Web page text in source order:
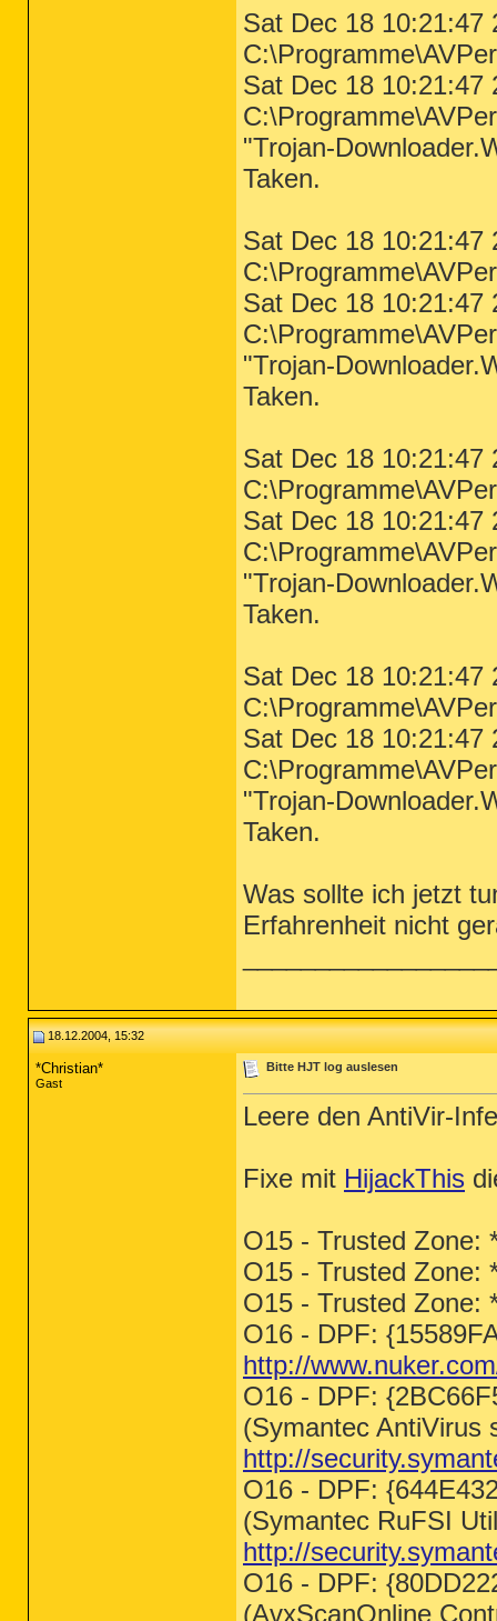
Sat Dec 18 10:21:47
Sat Dec 18 10:21:47
"Trojan-
Taken.
Sat Dec 18 10:21:47
Sat Dec 18 10:21:47
"Trojan-
Taken.
Sat Dec 18 10:21:47
Sat Dec 18 10:21:47
"Trojan-
Taken.
Sat Dec 18 10:21:47
Sat Dec 18 10:21:47
"Trojan-
Taken.
Was sollte ich jetzt
Erfahrenheit nicht
18.12.2004, 15:32
*Christian*
Gast
Bitte HJT log auslesen
Leere den AntiVir-
Fixe mit HijackThis
O15 - Trusted Zone:
O15 - Trusted Zone:
O15 - Trusted Zone:
O16 - DPF:
http://
O16 - DPF:
(Symantec AntiVirus
http://
O16 - DPF:
(Symantec RuFSI
http://
O16 - DPF:
(AvxScanOnline